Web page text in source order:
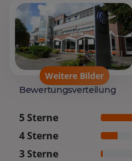
Weitere Bilder
Bewertungsverteilung
5 Sterne
4 Sterne
3 Sterne